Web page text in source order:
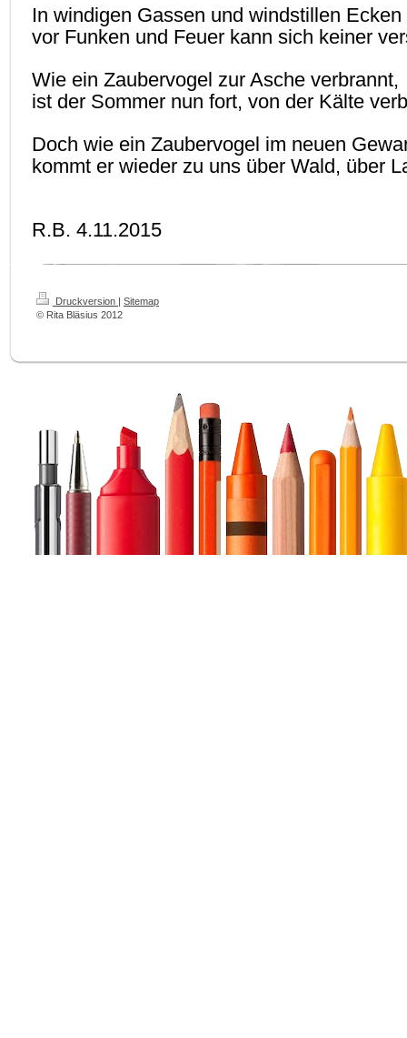
In windigen Gassen und windstillen Ecken
vor Funken und Feuer kann sich keiner
Wie ein Zaubervogel zur Asche verbrannt,
ist der Sommer nun fort, von der Kälte
Doch wie ein Zaubervogel im neuen
kommt er wieder zu uns über Wald, über
R.B. 4.11.2015
Druckversion | Sitemap
© Rita Bläsius 2012